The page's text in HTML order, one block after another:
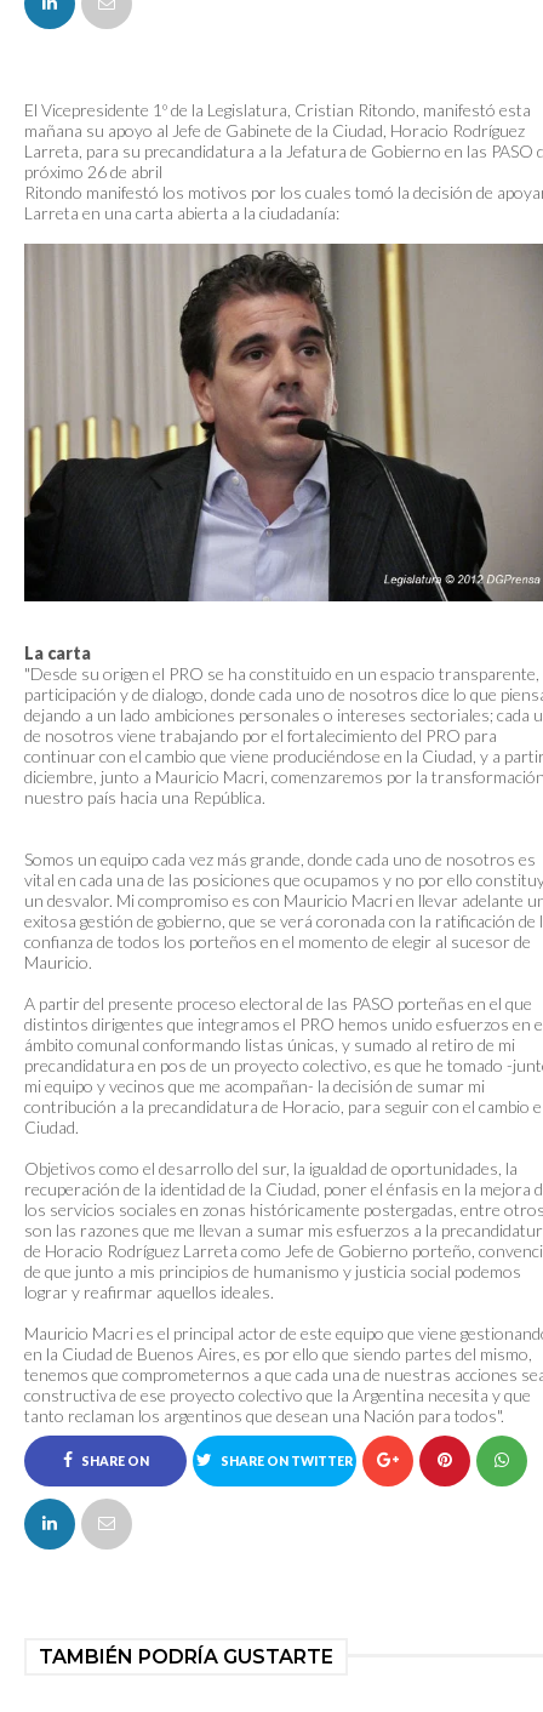
El Vicepresidente 1º de la Legislatura, Cristian Ritondo, manifestó esta
mañana su apoyo al Jefe de Gabinete de la Ciudad, Horacio Rodríguez
Larreta, para su precandidatura a la Jefatura de Gobierno en las PASO
próximo 26 de abril
Ritondo manifestó los motivos por los cuales tomó la decisión de
Larreta en una carta abierta a la ciudadanía:
La carta
"Desde su origen el PRO se ha constituido en un espacio transparente,
participación y de dialogo, donde cada uno de nosotros dice lo que
dejando a un lado ambiciones personales o intereses sectoriales; cada
de nosotros viene trabajando por el fortalecimiento del PRO para
continuar con el cambio que viene produciéndose en la Ciudad, y a
diciembre, junto a Mauricio Macri, comenzaremos por la
nuestro país hacia una República.
Somos un equipo cada vez más grande, donde cada uno de nosotros es
vital en cada una de las posiciones que ocupamos y no por ello
un desvalor. Mi compromiso es con Mauricio Macri en llevar adelante
exitosa gestión de gobierno, que se verá coronada con la ratificación de
confianza de todos los porteños en el momento de elegir al sucesor de
Mauricio.
A partir del presente proceso electoral de las PASO porteñas en el que
distintos dirigentes que integramos el PRO hemos unido esfuerzos en
ámbito comunal conformando listas únicas, y sumado al retiro de mi
precandidatura en pos de un proyecto colectivo, es que he tomado -
mi equipo y vecinos que me acompañan- la decisión de sumar mi
contribución a la precandidatura de Horacio, para seguir con el cambio
Ciudad.
Objetivos como el desarrollo del sur, la igualdad de oportunidades, la
recuperación de la identidad de la Ciudad, poner el énfasis en la mejora
los servicios sociales en zonas históricamente postergadas, entre
son las razones que me llevan a sumar mis esfuerzos a la
de Horacio Rodríguez Larreta como Jefe de Gobierno porteño,
de que junto a mis principios de humanismo y justicia social podemos
lograr y reafirmar aquellos ideales.
Mauricio Macri es el principal actor de este equipo que viene
en la Ciudad de Buenos Aires, es por ello que siendo partes del mismo,
tenemos que comprometernos a que cada una de nuestras acciones
constructiva de ese proyecto colectivo que la Argentina necesita y que
tanto reclaman los argentinos que desean una Nación para todos".
SHARE ON
FACEBOOK
SHARE ON TWITTER
TAMBIÉN PODRÍA GUSTARTE